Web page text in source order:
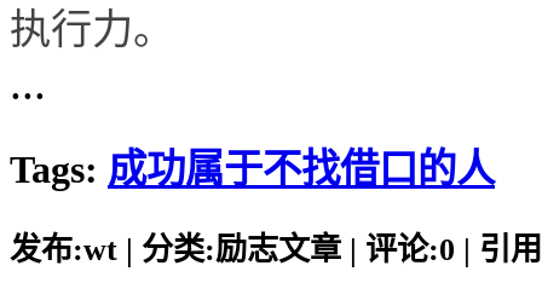
执行力。
...
Tags: 成功属于不找借口的人
发布:wt | 分类:励志文章 | 评论:0 | 引